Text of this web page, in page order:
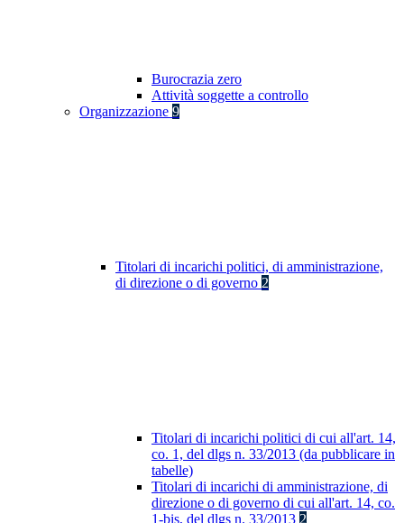
Burocrazia zero
Attività soggette a controllo
Organizzazione 9
Titolari di incarichi politici, di amministrazione,
di direzione o di governo 2
Titolari di incarichi politici di cui all'art. 14,
co. 1, del dlgs n. 33/2013 (da pubblicare in
tabelle)
Titolari di incarichi di amministrazione, di
direzione o di governo di cui all'art. 14, co.
1-bis, del dlgs n. 33/2013 2